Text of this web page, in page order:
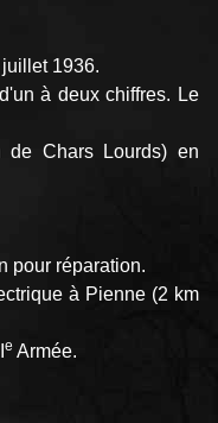
1936.
à deux chiffres. Le
de Chars Lourds) en
pour réparation.
à Pienne (2 km
e Armée.